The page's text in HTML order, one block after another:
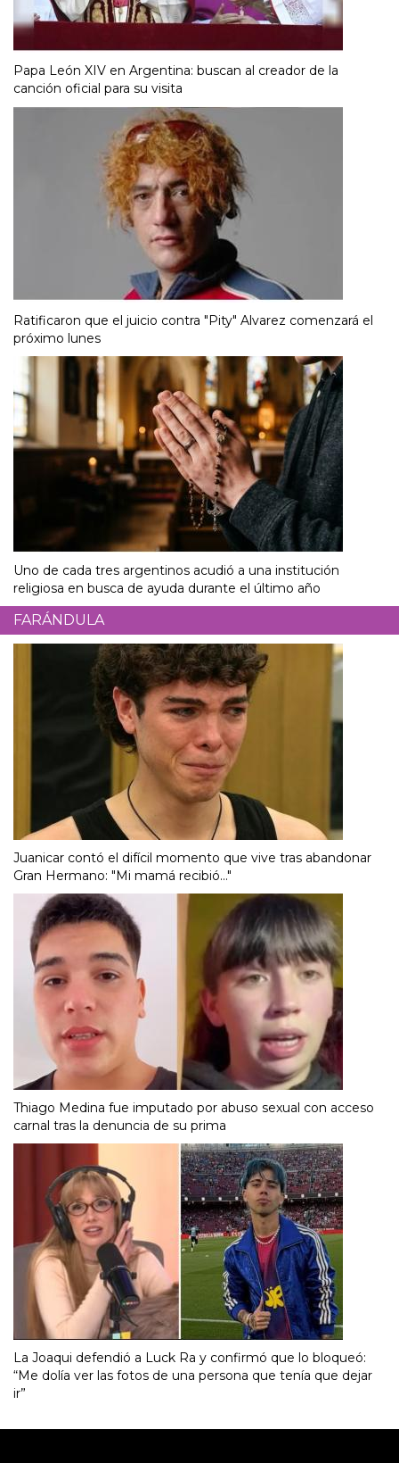
Papa León XIV en Argentina: buscan al creador de la
canción oficial para su visita
Ratificaron que el juicio contra "Pity" Alvarez comenzará el
próximo lunes
Uno de cada tres argentinos acudió a una institución
religiosa en busca de ayuda durante el último año
FARÁNDULA
Juanicar contó el difícil momento que vive tras abandonar
Gran Hermano: "Mi mamá recibió..."
Thiago Medina fue imputado por abuso sexual con acceso
carnal tras la denuncia de su prima
La Joaqui defendió a Luck Ra y confirmó que lo bloqueó:
“Me dolía ver las fotos de una persona que tenía que dejar
ir”